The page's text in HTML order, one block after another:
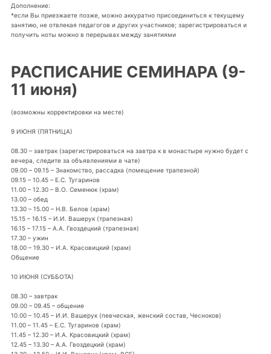
Дополнение:
*если Вы приезжаете позже, можно аккуратно присоединиться к текущему
занятию, не отвлекая педагогов и других участников; зарегистрироваться и
получить ноты можно в перерывах между занятиями
РАСПИСАНИЕ СЕМИНАРА (9-
11 июня)
(возможны корректировки на месте)
9 ИЮНЯ (ПЯТНИЦА)
08.30 – завтрак (зарегистрироваться на завтра к в монастыре нужно будет с
вечера, следите за объявлениями в чате)
09.00 – 09.15 – Знакомство, рассадка (помещение трапезной)
09.15 – 10.45 – Е.С. Тугаринов
11.00 – 12.30 – В.О. Семенюк (храм)
13.00 – обед
13.30 – 15.00 – Н.В. Белов (храм)
15.15 – 16.15 – И.И. Вашерук (трапезная)
16.15 – 17.15 – А.А. Гвоздецкий (трапезная)
17.30 – ужин
18.00 – 19.30 – И.А. Красовицкий (храм)
Общение
10 ИЮНЯ (СУББОТА)
08.30 – завтрак
09.00 – 09.45 – общение
10.00 – 10.45 – И.И. Вашерук (певческая, женский состав, Чесноков)
11.00 – 11.45 – Е.С. Тугаринов (храм)
11.45 – 12.30 – И.А. Красовицкий (храм)
12.45 – 13.30 – А.А. Гвоздецкий (храм)